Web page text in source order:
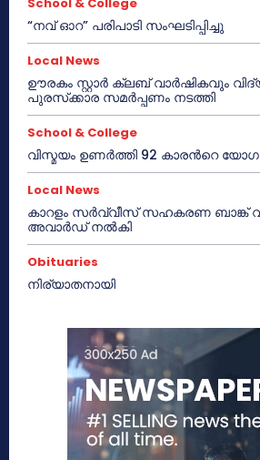
“നവ് ഓറ” പരിപാടി സംഘടിപ്പിച്ചു
Local News
ഊരകം സ്റ്റാർ ക്ലബ് വാർഷികവും
പുരസ്‌ക്കാര സമർപ്പണം നടത്തി
School & College
വിസ്മയം ഉണർത്തി 92 കാരൻറെ
Local News
കാറളം സർവ്വീസ് സഹകരണ ബാങ്ക്
അവാർഡ് നൽകി
Obituaries
നിര്യാതനായി